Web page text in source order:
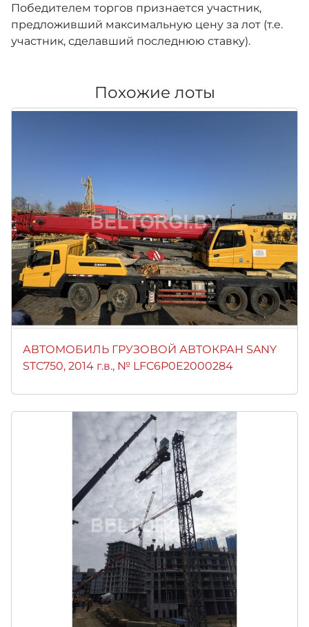
Победителем торгов признается участник,
предложивший максимальную цену за лот (т.е.
участник, сделавший последнюю ставку).
Похожие лоты
АВТОМОБИЛЬ ГРУЗОВОЙ АВТОКРАН SANY
STC750, 2014 г.в., № LFC6P0E2000284